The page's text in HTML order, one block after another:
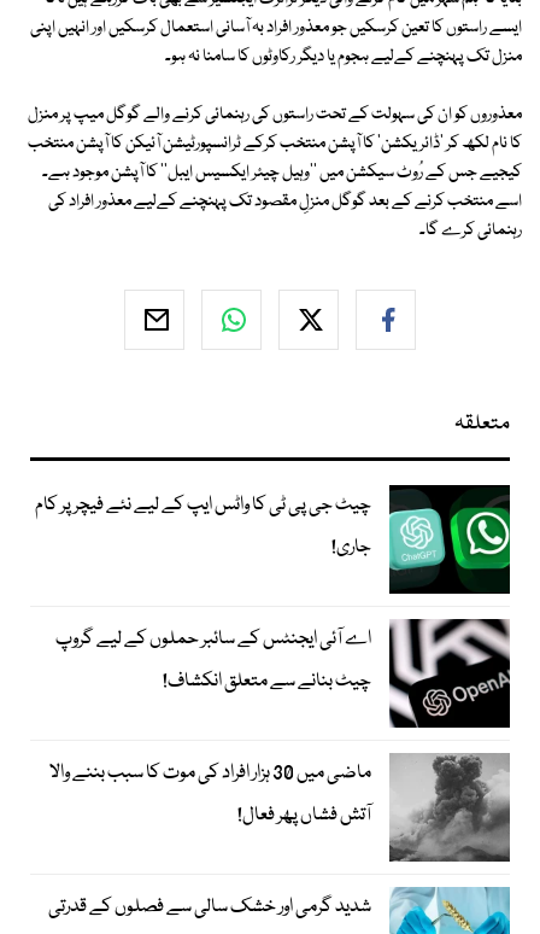
ایسے راستوں کا تعین کرسکیں جو معذور افراد بہ آسانی استعمال کرسکیں اور انہیں اپنی
منزل تک پہنچنے کےلیے ہجوم یا دیگر رکاوٹوں کا سامنا نہ ہو۔
معذوروں کو ان کی سہولت کے تحت راستوں کی رہنمائی کرنے والے گوگل میپ پر منزل
کا نام لکھ کر 'ڈائریکشن' کا آپشن منتخب کرکے ٹرانسپورٹیشن آئیکن کا آپشن منتخب
کیجیے جس کے رُوٹ سیکشن میں ''وہیل چیئر ایکسیس ایبل'' کا آپشن موجود ہے۔
اسے منتخب کرنے کے بعد گوگل منزلِ مقصود تک پہنچنے کےلیے معذور افراد کی
رہنمائی کرے گا۔
متعلقہ
چیٹ جی پی ٹی کا واٹس ایپ کے لیے نئے فیچر پر کام
جاری!
اے آئی ایجنٹس کے سائبر حملوں کے لیے گروپ
چیٹ بنانے سے متعلق انکشاف!
ماضی میں 30 ہزار افراد کی موت کا سبب بننے والا
آتش فشاں پھر فعال!
شدید گرمی اور خشک سالی سے فصلوں کے قدرتی